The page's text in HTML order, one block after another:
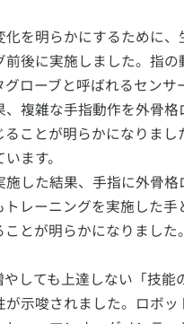
を明らかにするために
後に実施しました。指
ローブと呼ばれるセン
複雑な手指動作を外骨
ことが明らかになりま
ます。
した結果、手指に外骨
レーニングを実施した
とが明らかになりました。
しても上達しない「技
示唆されました。ロボ